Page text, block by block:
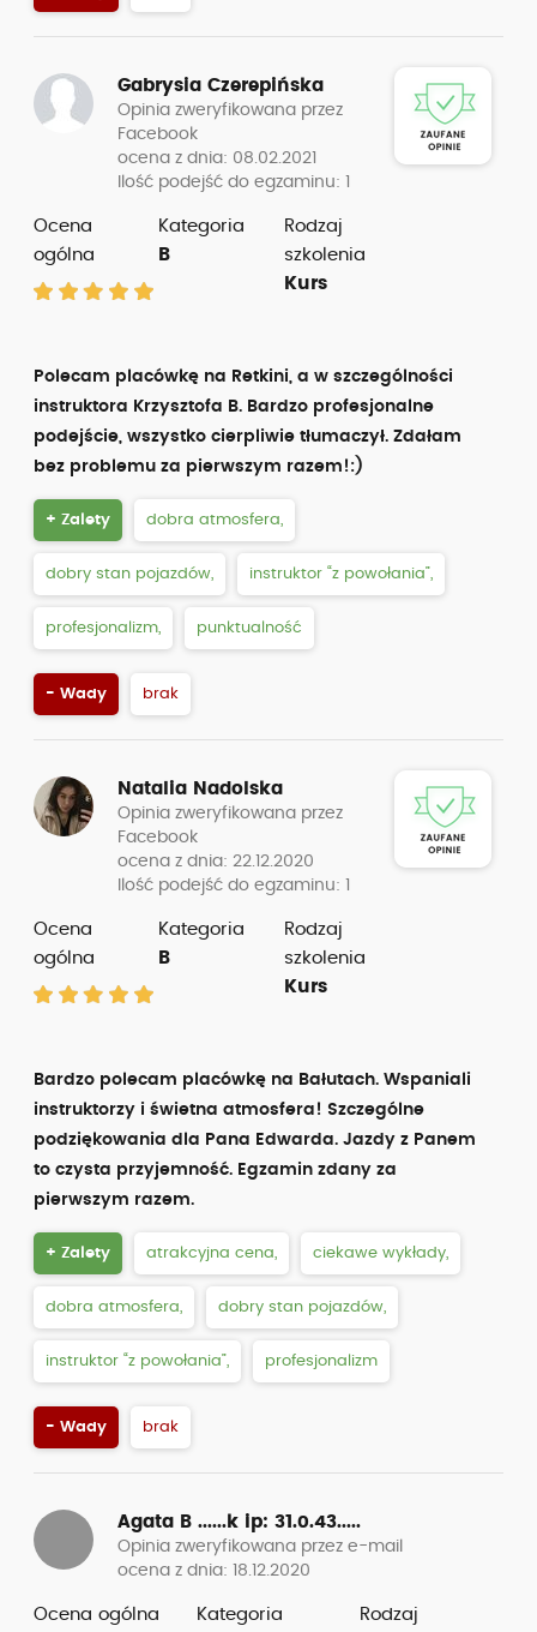
Gabrysia Czerepińska
Opinia zweryfikowana przez
Facebook
ocena z dnia: 08.02.2021
Ilość podejść do egzaminu: 1
Ocena
ogólna
Kategoria
B
Rodzaj
szkolenia
Kurs
Polecam placówkę na Retkini, a w szczególności
instruktora Krzysztofa B. Bardzo profesjonalne
podejście, wszystko cierpliwie tłumaczył. Zdałam
bez problemu za pierwszym razem!:)
+ Zalety dobra atmosfera,
dobry stan pojazdów, instruktor “z powołania”,
profesjonalizm, punktualność
- Wady brak
Natalia Nadolska
Opinia zweryfikowana przez
Facebook
ocena z dnia: 22.12.2020
Ilość podejść do egzaminu: 1
Ocena
ogólna
Kategoria
B
Rodzaj
szkolenia
Kurs
Bardzo polecam placówkę na Bałutach. Wspaniali
instruktorzy i świetna atmosfera! Szczególne
podziękowania dla Pana Edwarda. Jazdy z Panem
to czysta przyjemność. Egzamin zdany za
pierwszym razem.
+ Zalety atrakcyjna cena, ciekawe wykłady,
dobra atmosfera, dobry stan pojazdów,
instruktor “z powołania”, profesjonalizm
- Wady brak
Agata B ......k ip: 31.0.43.....
Opinia zweryfikowana przez e-mail
ocena z dnia: 18.12.2020
Ocena ogólna Kategoria Rodzaj